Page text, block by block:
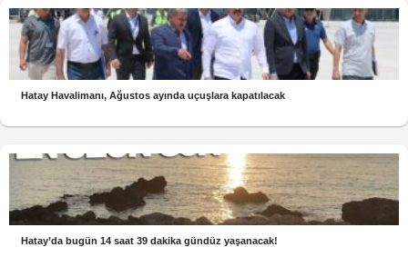
Hatay Havalimanı, Ağustos ayında uçuşlara kapatılacak
Hatay’da bugün 14 saat 39 dakika gündüz yaşanacak!